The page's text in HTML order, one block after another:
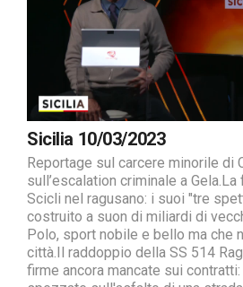
Sicilia 10/03/2023
Reportage sul carcere minorile di
sull’escalation criminale a
Scicli nel ragusano: i suoi "tre
costruito a suon di miliardi di
Polo, sport nobile e bello ma che
città.Il raddoppio della SS 514
firme ancora mancate sui